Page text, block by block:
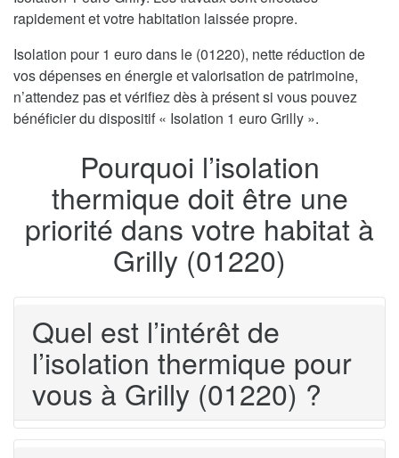
rapidement et votre habitation laissée propre.
Isolation pour 1 euro dans le (01220), nette réduction de
vos dépenses en énergie et valorisation de patrimoine,
n’attendez pas et vérifiez dès à présent si vous pouvez
bénéficier du dispositif « Isolation 1 euro Grilly ».
Pourquoi l’isolation
thermique doit être une
priorité dans votre habitat à
Grilly (01220)
Quel est l’intérêt de
l’isolation thermique pour
vous à Grilly (01220) ?